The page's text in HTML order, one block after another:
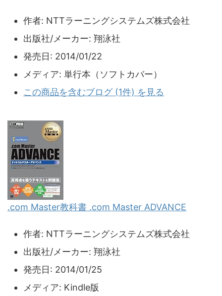
作者: NTTラーニングシステムズ株式会社
出版社/メーカー: 翔泳社
発売日: 2014/01/22
メディア: 単行本（ソフトカバー）
この商品を含むブログ (1件) を見る
.com Master教科書 .com Master ADVANCE
作者: NTTラーニングシステムズ株式会社
出版社/メーカー: 翔泳社
発売日: 2014/01/25
メディア: Kindle版